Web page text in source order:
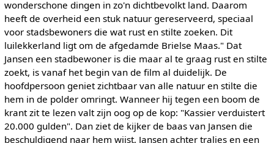
wonderschone dingen in zo'n dichtbevolkt land. Daarom
heeft de overheid een stuk natuur gereserveerd, speciaal
voor stadsbewoners die wat rust en stilte zoeken. Dit
luilekkerland ligt om de afgedamde Brielse Maas." Dat
Jansen een stadbewoner is die maar al te graag rust en stilte
zoekt, is vanaf het begin van de film al duidelijk. De
hoofdpersoon geniet zichtbaar van alle natuur en stilte die
hem in de polder omringt. Wanneer hij tegen een boom de
krant zit te lezen valt zijn oog op de kop: "Kassier verduistert
20.000 gulden". Dan ziet de kijker de baas van Jansen die
beschuldigend naar hem wijst, Jansen achter tralies en een